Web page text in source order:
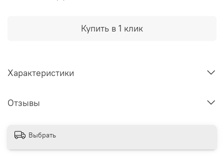
Купить в 1 клик
Характеристики
Отзывы
Выбрать